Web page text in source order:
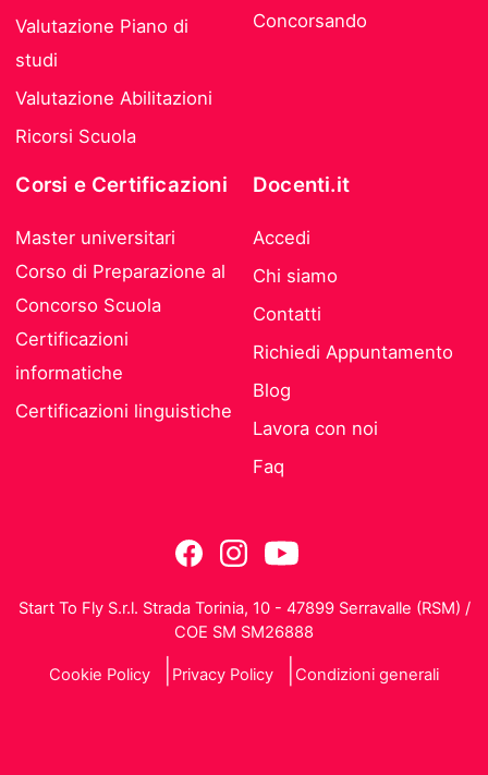
Valutazione Piano di
studi
Valutazione Abilitazioni
Ricorsi Scuola
Concorsando
Corsi e Certificazioni
Master universitari
Corso di Preparazione al
Concorso Scuola
Certificazioni
informatiche
Certificazioni linguistiche
Docenti.it
Accedi
Chi siamo
Contatti
Richiedi Appuntamento
Blog
Lavora con noi
Faq
Start To Fly S.r.l. Strada Torinia, 10 - 47899 Serravalle (RSM) /
COE SM SM26888
Cookie Policy Privacy Policy Condizioni generali